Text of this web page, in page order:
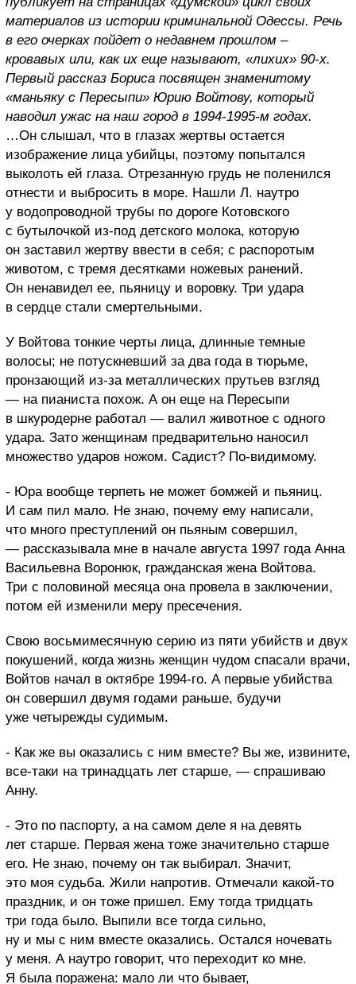
материалов из истории криминальной Одессы. Речь
в его очерках пойдет о недавнем прошлом –
кровавых или, как их еще называют, «лихих» 90-х.
Первый рассказ Бориса посвящен знаменитому
«маньяку с Пересыпи» Юрию Войтову, который
наводил ужас на наш город в 1994-1995-м годах.
…Он слышал, что в глазах жертвы остается
изображение лица убийцы, поэтому попытался
выколоть ей глаза. Отрезанную грудь не поленился
отнести и выбросить в море. Нашли Л. наутро
у водопроводной трубы по дороге Котовского
с бутылочкой из-под детского молока, которую
он заставил жертву ввести в себя; с распоротым
животом, с тремя десятками ножевых ранений.
Он ненавидел ее, пьяницу и воровку. Три удара
в сердце стали смертельными.
У Войтова тонкие черты лица, длинные темные
волосы; не потускневший за два года в тюрьме,
пронзающий из-за металлических прутьев взгляд
— на пианиста похож. А он еще на Пересыпи
в шкуродерне работал — валил животное с одного
удара. Зато женщинам предварительно наносил
множество ударов ножом. Садист? По-видимому.
- Юра вообще терпеть не может бомжей и пьяниц.
И сам пил мало. Не знаю, почему ему написали,
что много преступлений он пьяным совершил,
— рассказывала мне в начале августа 1997 года Анна
Васильевна Воронюк, гражданская жена Войтова.
Три с половиной месяца она провела в заключении,
потом ей изменили меру пресечения.
Свою восьмимесячную серию из пяти убийств и двух
покушений, когда жизнь женщин чудом спасали врачи,
Войтов начал в октябре 1994-го. А первые убийства
он совершил двумя годами раньше, будучи
уже четырежды судимым.
- Как же вы оказались с ним вместе? Вы же, извините,
все-таки на тринадцать лет старше, — спрашиваю
Анну.
- Это по паспорту, а на самом деле я на девять
лет старше. Первая жена тоже значительно старше
его. Не знаю, почему он так выбирал. Значит,
это моя судьба. Жили напротив. Отмечали какой-то
праздник, и он тоже пришел. Ему тогда тридцать
три года было. Выпили все тогда сильно,
ну и мы с ним вместе оказались. Остался ночевать
у меня. А наутро говорит, что переходит ко мне.
Я была поражена: мало ли что бывает,